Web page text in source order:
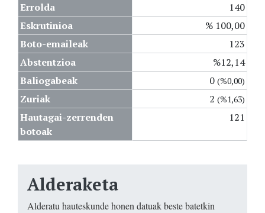
Errolda
140
Eskrutinioa
% 100,00
Boto-emaileak
123
Abstentzioa
%12,14
Baliogabeak
0 (%0,00)
Zuriak 2 (%1,63)
Hautagai-zerrenden
botoak
121
Alderaketa
Alderatu hauteskunde honen datuak beste batetkin